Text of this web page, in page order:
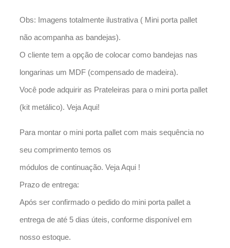
Obs: Imagens totalmente ilustrativa ( Mini porta pallet
não acompanha as bandejas).
O cliente tem a opção de colocar como bandejas nas
longarinas um MDF (compensado de madeira).
Você pode adquirir as Prateleiras para o mini porta pallet
(kit metálico). Veja Aqui!
Para montar o mini porta pallet com mais sequência no
seu comprimento temos os
módulos de continuação. Veja Aqui !
Prazo de entrega:
Após ser confirmado o pedido do mini porta pallet a
entrega de até 5 dias úteis, conforme disponível em
nosso estoque.